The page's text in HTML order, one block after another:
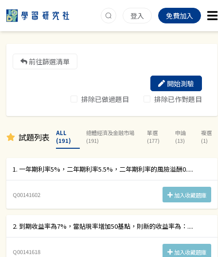
登入 免費加入
前往篩選清單
排除已做過題目 排除已作對題目
開始測驗
試題列表
ALL
(191)
總體經濟及金融市場
(191)
單選
(177)
申論
(13)
複選
(1)
1. 一年期利率5%，二年期利率5.5%，二年期利率的風險溢酬0.....
Q00141602 加入收藏題庫
2. 到期收益率為7%，當貼現率增加50基點，則新的收益率為：....
Q00141618 加入收藏題庫